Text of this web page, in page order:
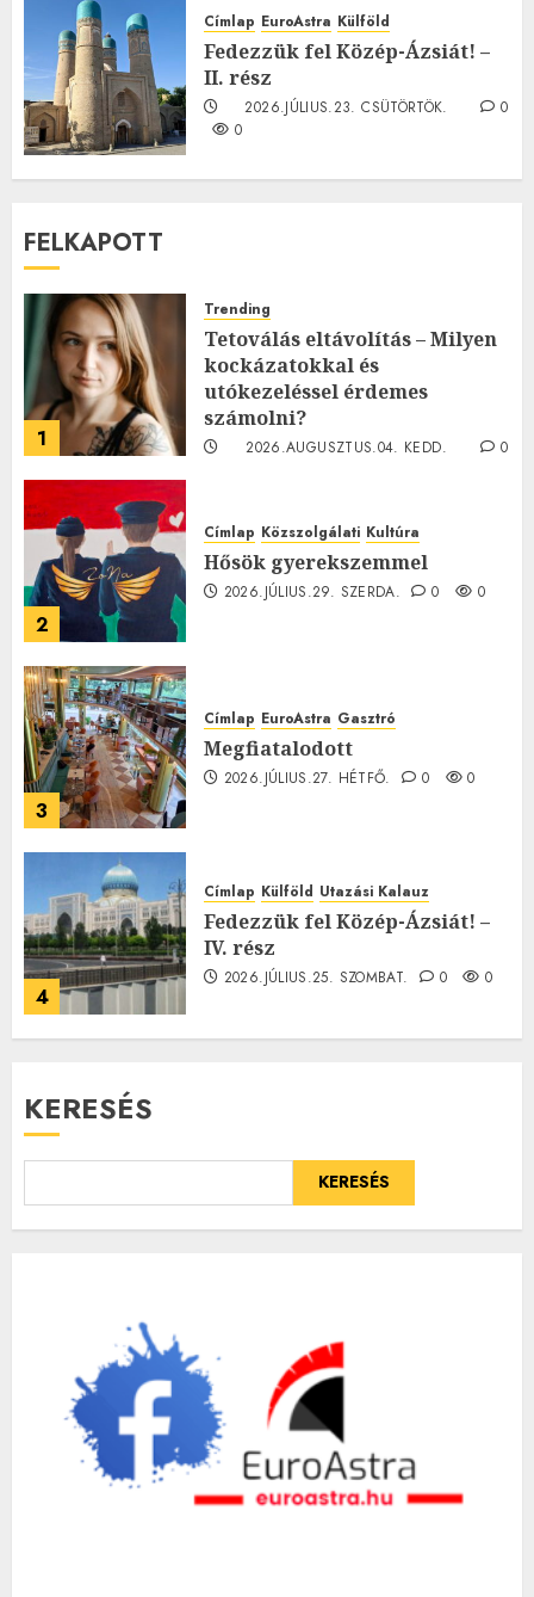
2026.JÚLIUS.23. CSÜTÖRTÖK.
0
Címlap EuroAstra Külföld
Fedezzük fel Közép-Ázsiát! –
II. rész
2026.JÚLIUS.23. CSÜTÖRTÖK.
0
0
FELKAPOTT
1
Trending
Tetoválás eltávolítás – Milyen
kockázatokkal és
utókezeléssel érdemes
számolni?
2026.AUGUSZTUS.04. KEDD.
0
2
Címlap Közszolgálati Kultúra
Hősök gyerekszemmel
2026.JÚLIUS.29. SZERDA. 0 0
3
Címlap EuroAstra Gasztró
Megfiatalodott
2026.JÚLIUS.27. HÉTFŐ. 0 0
4
Címlap Külföld Utazási Kalauz
Fedezzük fel Közép-Ázsiát! –
IV. rész
2026.JÚLIUS.25. SZOMBAT. 0 0
KERESÉS
KERESÉS